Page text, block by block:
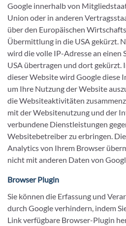
Google innerhalb von
Union oder in anderen
über den Europäischen
Übermittlung in die USA gekürzt.
wird die volle IP-Adresse an einen
USA übertragen und dort gekürzt.
dieser Website wird Google diese
um Ihre Nutzung der Website
die Websiteaktivitäten
mit der Websitenutzung und der
verbundene Dienstleistungen
Websitebetreiber zu erbringen.
Analytics von Ihrem Browser
nicht mit anderen Daten von
Browser Plugin
Sie können die Erfassung und
durch Google verhindern, indem
Link verfügbare Browser-Plugin